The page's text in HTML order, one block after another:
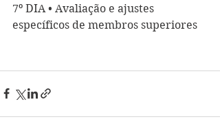
7º DIA • Avaliação e ajustes
específicos de membros superiores